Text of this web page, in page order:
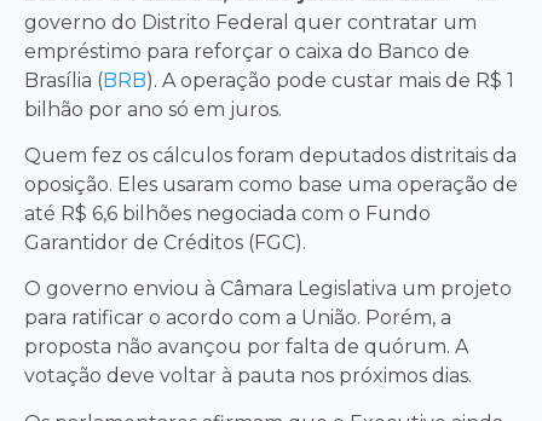
governo do Distrito Federal quer contratar um
empréstimo para reforçar o caixa do Banco de
Brasília (BRB). A operação pode custar mais de R$ 1
bilhão por ano só em juros.
Quem fez os cálculos foram deputados distritais da
oposição. Eles usaram como base uma operação de
até R$ 6,6 bilhões negociada com o Fundo
Garantidor de Créditos (FGC).
O governo enviou à Câmara Legislativa um projeto
para ratificar o acordo com a União. Porém, a
proposta não avançou por falta de quórum. A
votação deve voltar à pauta nos próximos dias.